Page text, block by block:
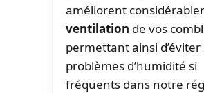
améliorent
ventilation de vos
permettant ainsi d’éviter
problèmes d’humidité si
fréquents dans notre